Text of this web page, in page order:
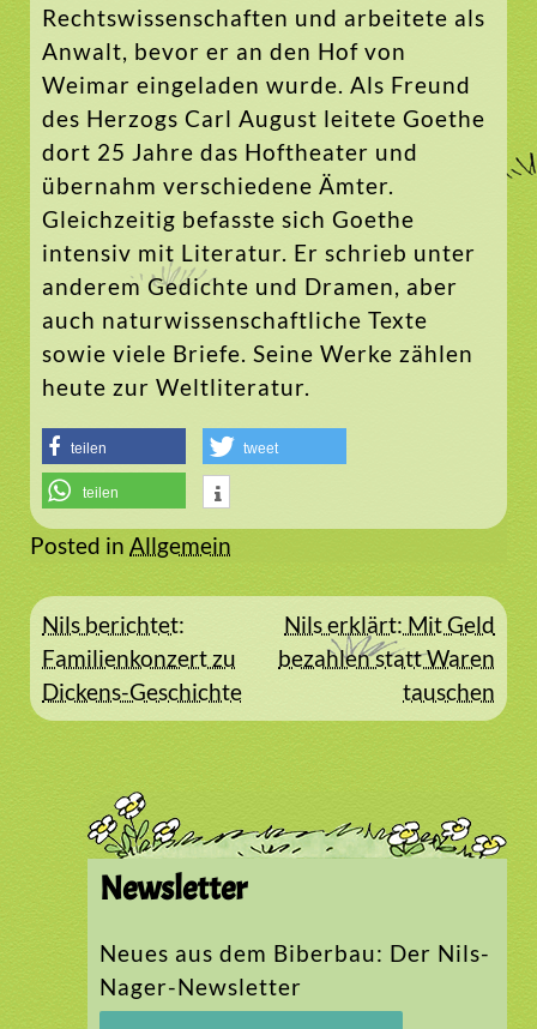
Rechtswissenschaften und arbeitete als
Anwalt, bevor er an den Hof von
Weimar eingeladen wurde. Als Freund
des Herzogs Carl August leitete Goethe
dort 25 Jahre das Hoftheater und
übernahm verschiedene Ämter.
Gleichzeitig befasste sich Goethe
intensiv mit Literatur. Er schrieb unter
anderem Gedichte und Dramen, aber
auch naturwissenschaftliche Texte
sowie viele Briefe. Seine Werke zählen
heute zur Weltliteratur.
teilen tweet
teilen
Posted in Allgemein
Beitragsnavigation
Nils berichtet:
Familienkonzert zu
Dickens-Geschichte
Nils erklärt: Mit Geld
bezahlen statt Waren
tauschen
Newsletter
Neues aus dem Biberbau: Der Nils-
Nager-Newsletter